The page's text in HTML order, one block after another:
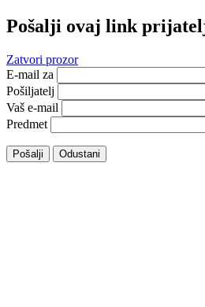
Pošalji ovaj link
Zatvori prozor
E-mail za
Pošiljatelj
Vaš e-mail
Predmet
Pošalji Odustani